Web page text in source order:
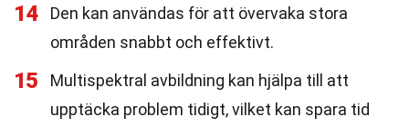
14
Den kan användas för att övervaka stora
områden snabbt och effektivt.
15
Multispektral avbildning kan hjälpa till att
upptäcka problem tidigt, vilket kan spara tid